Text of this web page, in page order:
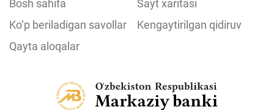
Bosh sahifa
Sayt xaritasi
Ko‘p beriladigan savollar
Kengaytirilgan qidiruv
Qayta aloqalar